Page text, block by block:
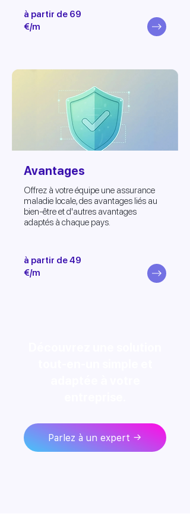
à partir de 69
€/m
Avantages
Offrez à votre équipe une assurance
maladie locale, des avantages liés au
bien-être et d'autres avantages
adaptés à chaque pays.
à partir de 49
€/m
Parlez à un expert →